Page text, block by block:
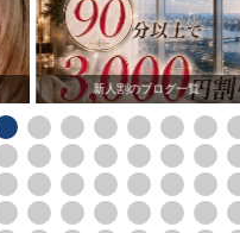
新人割のブログ一覧